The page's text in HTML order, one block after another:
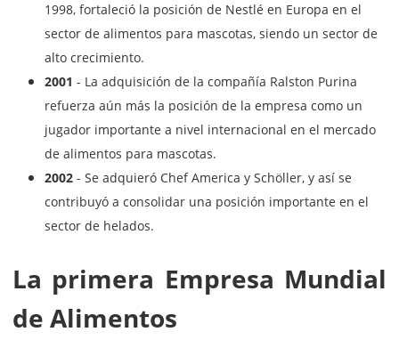
1998, fortaleció la posición de Nestlé en Europa en el
sector de alimentos para mascotas, siendo un sector de
alto crecimiento.
2001 - La adquisición de la compañía Ralston Purina
refuerza aún más la posición de la empresa como un
jugador importante a nivel internacional en el mercado
de alimentos para mascotas.
2002 - Se adquieró Chef America y Schöller, y así se
contribuyó a consolidar una posición importante en el
sector de helados.
La primera Empresa Mundial
de Alimentos